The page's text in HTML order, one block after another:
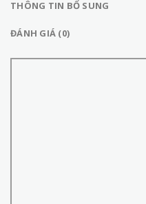
THÔNG TIN BỔ SUNG
ĐÁNH GIÁ (0)